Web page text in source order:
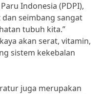
Indonesia (PDPI),
seimbang sangat
tubuh kita.”
akan serat, vitamin,
sistem kekebalan
juga merupakan